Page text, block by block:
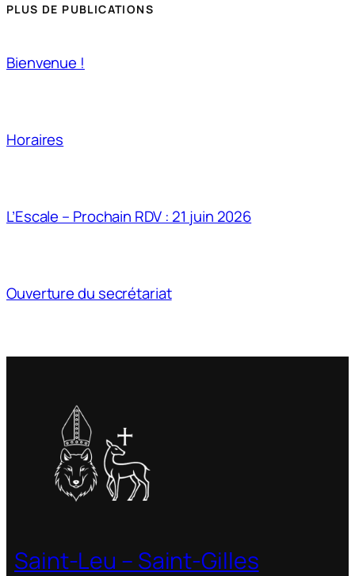
PLUS DE PUBLICATIONS
Bienvenue !
Horaires
L’Escale – Prochain RDV : 21 juin 2026
Ouverture du secrétariat
Saint-Leu – Saint-Gilles